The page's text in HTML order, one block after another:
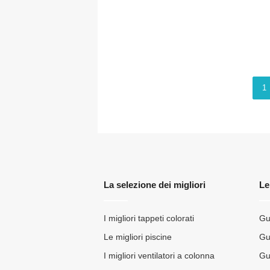
1
La selezione dei migliori
I migliori tappeti colorati
Le migliori piscine
I migliori ventilatori a colonna